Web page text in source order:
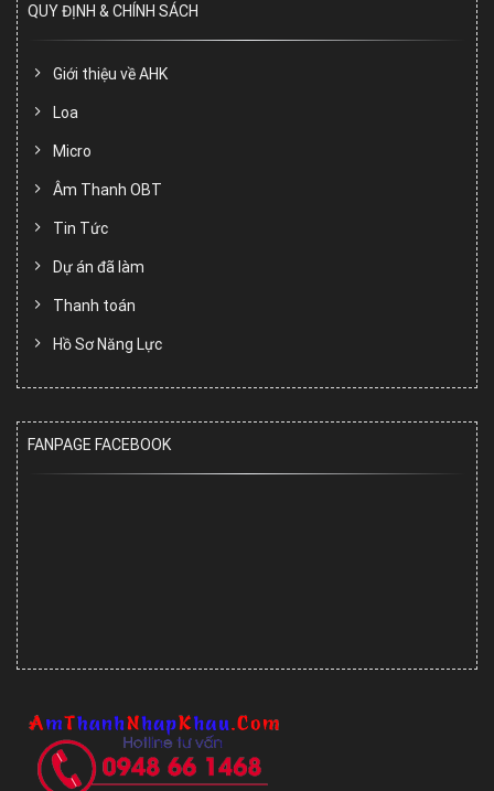
QUY ĐỊNH & CHÍNH SÁCH
Giới thiệu về AHK
Loa
Micro
Âm Thanh OBT
Tin Tức
Dự án đã làm
Thanh toán
Hồ Sơ Năng Lực
FANPAGE FACEBOOK